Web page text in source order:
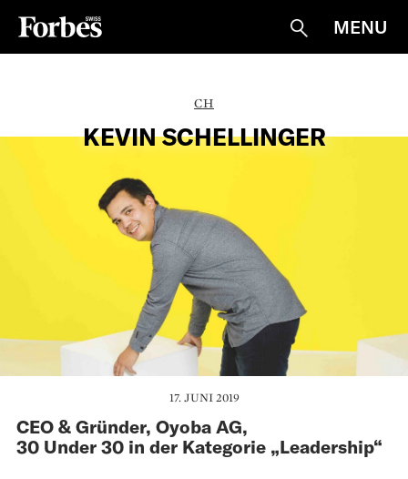
Suche
MENU
CH
KEVIN SCHELLINGER
17. JUNI 2019
CEO & Gründer, Oyoba AG,
30 Under 30 in der Kategorie „Leadership“